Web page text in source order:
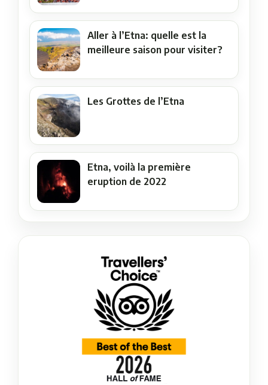
Aller à l’Etna: quelle est la
meilleure saison pour visiter?
Les Grottes de l’Etna
Etna, voilà la première
eruption de 2022